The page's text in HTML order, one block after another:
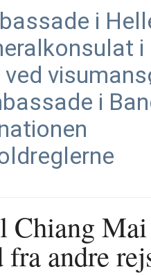
i
i
i
Chiang
andre